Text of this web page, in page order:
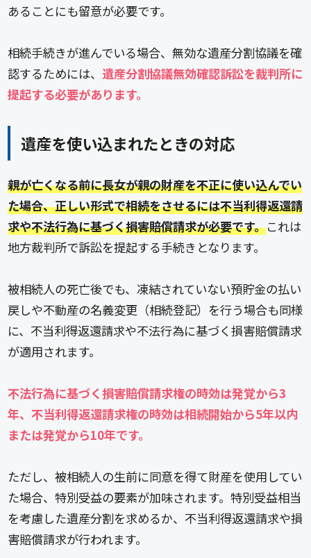
あることにも留意が必要です。
相続手続きが進んでいる場合、無効な遺産分割協議を確
認するためには、 遺産分割協議無効確認訴訟を裁判所に
提起する必要があります。
遺産を使い込まれたときの対応
親が亡くなる前に長女が親の財産を不正に使い込んでい
た場合、正しい形式で相続をさせるには不当利得返還請
求や不法行為に基づく損害賠償請求が必要です。これは
地方裁判所で訴訟を提起する手続きとなります。
被相続人の死亡後でも、凍結されていない預貯金の払い
戻しや不動産の名義変更（相続登記）を行う場合も同様
に、不当利得返還請求や不法行為に基づく損害賠償請求
が適用されます。
不法行為に基づく損害賠償請求権の時効は発覚から3
年、不当利得返還請求権の時効は相続開始から5年以内
または発覚から10年です。
ただし、被相続人の生前に同意を得て財産を使用してい
た場合、特別受益の要素が加味されます。特別受益相当
を考慮した遺産分割を求めるか、不当利得返還請求や損
害賠償請求が行われます。